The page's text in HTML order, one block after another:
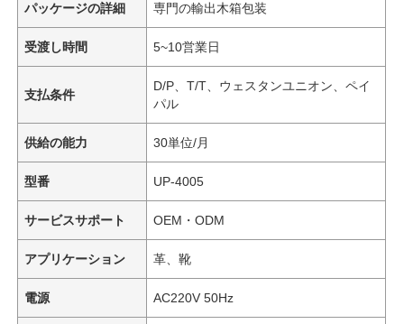
パッケージの詳細 専門の輸出木箱包装
受渡し時間 5~10営業日
支払条件
D/P、T/T、ウェスタンユニオン、ペイ
パル
供給の能力 30単位/月
型番 UP-4005
サービスサポート OEM・ODM
アプリケーション 革、靴
電源 AC220V 50Hz